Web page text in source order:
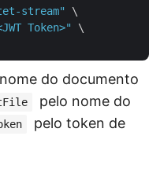
stream"
\
Token>"
\
do documento
pelo nome do
pelo token de